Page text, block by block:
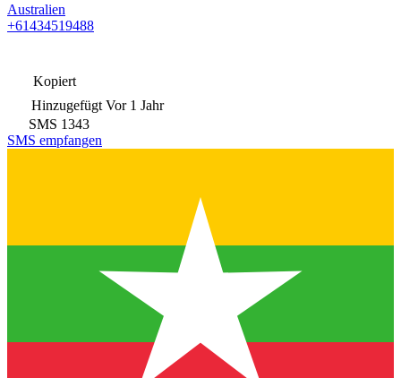
Australien
+61434519488
Kopiert
Hinzugefügt Vor 1 Jahr
SMS 1343
SMS empfangen